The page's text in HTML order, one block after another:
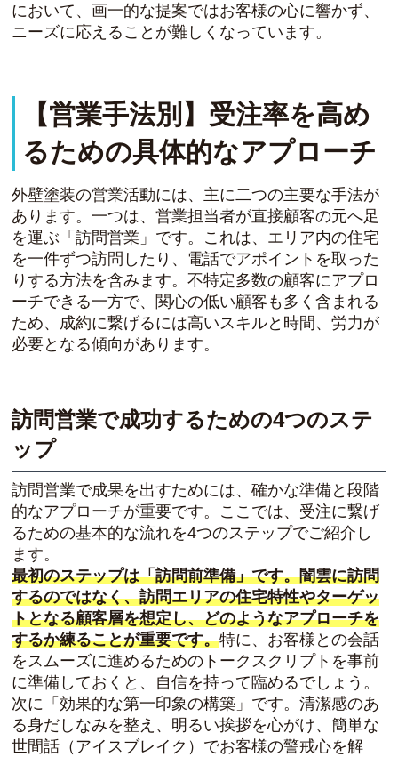
において、画一的な提案ではお客様の心に響かず、
ニーズに応えることが難しくなっています。
【営業手法別】受注率を高め
るための具体的なアプローチ
外壁塗装の営業活動には、主に二つの主要な手法が
あります。一つは、営業担当者が直接顧客の元へ足
を運ぶ「訪問営業」です。これは、エリア内の住宅
を一件ずつ訪問したり、電話でアポイントを取った
りする方法を含みます。不特定多数の顧客にアプロ
ーチできる一方で、関心の低い顧客も多く含まれる
ため、成約に繋げるには高いスキルと時間、労力が
必要となる傾向があります。
訪問営業で成功するための4つのステ
ップ
訪問営業で成果を出すためには、確かな準備と段階
的なアプローチが重要です。ここでは、受注に繋げ
るための基本的な流れを4つのステップでご紹介し
ます。
最初のステップは「訪問前準備」です。闇雲に訪問
するのではなく、訪問エリアの住宅特性やターゲッ
トとなる顧客層を想定し、どのようなアプローチを
するか練ることが重要です。特に、お客様との会話
をスムーズに進めるためのトークスクリプトを事前
に準備しておくと、自信を持って臨めるでしょう。
次に「効果的な第一印象の構築」です。清潔感のあ
る身だしなみを整え、明るい挨拶を心がけ、簡単な
世間話（アイスブレイク）でお客様の警戒心を解